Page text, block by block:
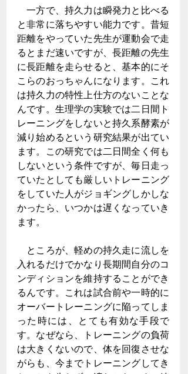
一方で、持久力は瞬発力と比べる
と非常に落ちやすい能力です。昔短
距離をやっていた先生が運動会で走
るとまだ速いですが、長距離の先生
に長距離を走らせると、基本的にそ
こらのおっちゃんになります。これ
は持久力の特性上仕方のないことな
んです。生理学の実験では二日間ト
レーニングをしないと持久系酵素が
減り始めるという研究結果が出てい
ます。この研究では二日間全く何も
しないという条件ですが、毎日走っ
ていたとしても厳しいトレーニング
をしていた人がジョギングしかしな
かったら、いつかは遅くなっていき
ます。
ところが、軽めの持久走に流しを
入れるだけでかなり長期間自分のコ
ンディションを維持することができ
るんです。これは試合前や一時的に
オーバートレーニングに陥ってしま
った時には、とても有効な手段で
す。なぜなら、トレーニングの負荷
は大きくないので、体を回復させな
がらも、今までトレーニングしてき